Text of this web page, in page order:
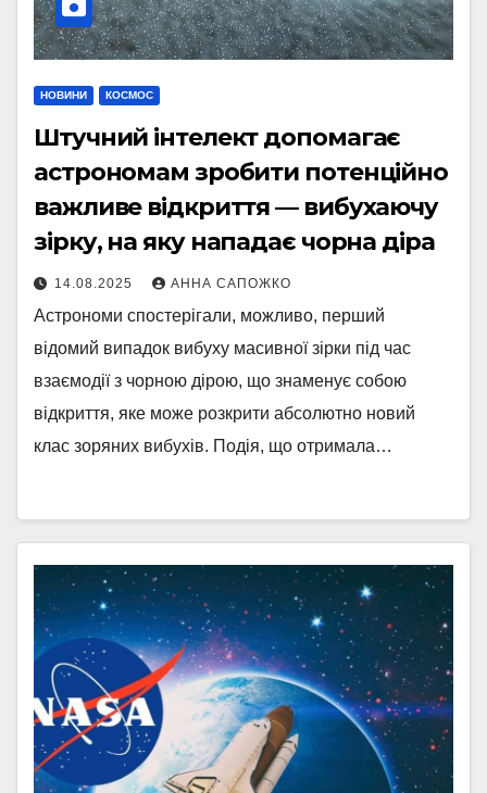
НОВИНИ КОСМОС
Штучний інтелект допомагає
астрономам зробити потенційно
важливе відкриття — вибухаючу
зірку, на яку нападає чорна діра
14.08.2025 АННА САПОЖКО
Астрономи спостерігали, можливо, перший
відомий випадок вибуху масивної зірки під час
взаємодії з чорною дірою, що знаменує собою
відкриття, яке може розкрити абсолютно новий
клас зоряних вибухів. Подія, що отримала…